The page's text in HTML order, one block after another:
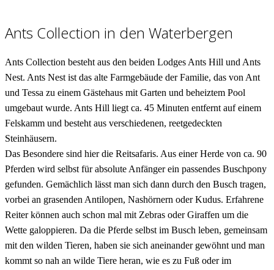
Ants Collection in den Waterbergen
Ants Collection besteht aus den beiden Lodges Ants Hill und Ants
Nest. Ants Nest ist das alte Farmgebäude der Familie, das von Ant
und Tessa zu einem Gästehaus mit Garten und beheiztem Pool
umgebaut wurde. Ants Hill liegt ca. 45 Minuten entfernt auf einem
Felskamm und besteht aus verschiedenen, reetgedeckten
Steinhäusern.
Das Besondere sind hier die Reitsafaris. Aus einer Herde von ca. 90
Pferden wird selbst für absolute Anfänger ein passendes Buschpony
gefunden. Gemächlich lässt man sich dann durch den Busch tragen,
vorbei an grasenden Antilopen, Nashörnern oder Kudus. Erfahrene
Reiter können auch schon mal mit Zebras oder Giraffen um die
Wette galoppieren. Da die Pferde selbst im Busch leben, gemeinsam
mit den wilden Tieren, haben sie sich aneinander gewöhnt und man
kommt so nah an wilde Tiere heran, wie es zu Fuß oder im